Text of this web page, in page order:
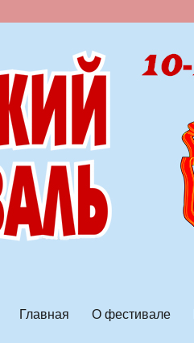
Главная О фестивале